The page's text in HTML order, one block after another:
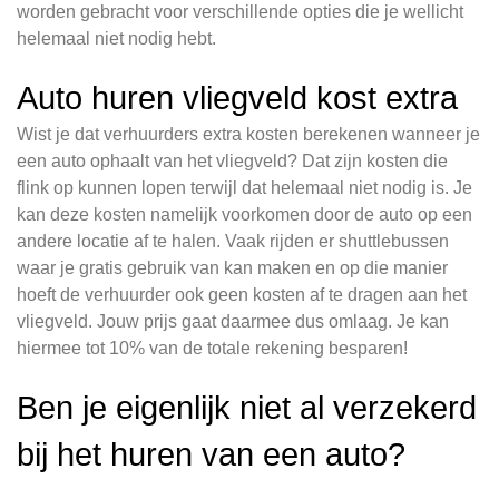
worden gebracht voor verschillende opties die je wellicht
helemaal niet nodig hebt.
Auto huren vliegveld kost extra
Wist je dat verhuurders extra kosten berekenen wanneer je
een auto ophaalt van het vliegveld? Dat zijn kosten die
flink op kunnen lopen terwijl dat helemaal niet nodig is. Je
kan deze kosten namelijk voorkomen door de auto op een
andere locatie af te halen. Vaak rijden er shuttlebussen
waar je gratis gebruik van kan maken en op die manier
hoeft de verhuurder ook geen kosten af te dragen aan het
vliegveld. Jouw prijs gaat daarmee dus omlaag. Je kan
hiermee tot 10% van de totale rekening besparen!
Ben je eigenlijk niet al verzekerd
bij het huren van een auto?